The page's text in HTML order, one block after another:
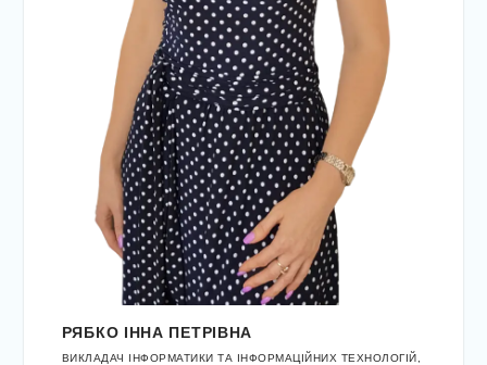
РЯБКО ІННА ПЕТРІВНА
ВИКЛАДАЧ ІНФОРМАТИКИ ТА ІНФОРМАЦІЙНИХ ТЕХНОЛОГІЙ,